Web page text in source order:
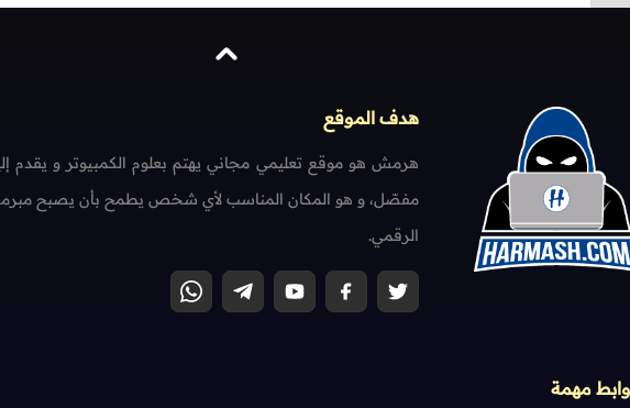
هدف الموقع
هرمش هو موقع تعليمي مجاني يهتم بعلوم الكمبيوتر و
مفصّل، و هو المكان المناسب لأي شخص يطمح بأن يصبح
الرقمي.
مهمة